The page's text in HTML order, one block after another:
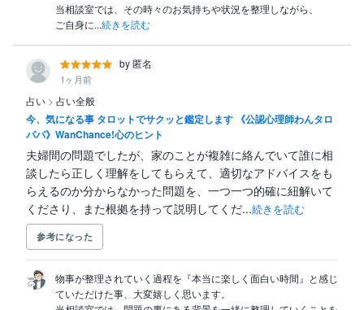
当相談室では、その時々のお気持ちや状況を整理しながら、
ご自身に...続きを読む
by 匿名
1ヶ月前
占い > 占い全般
今、気になる事 タロットでサクッと鑑定します 《公認心理師わんタロ
パパ》WanChance!心のヒント
夫婦間の問題でしたが、家のことが複雑に絡んでいて誰に相
談したら正しく理解をしてもらえて、適切なアドバイスをも
らえるのか分からなかった問題を、一つ一つ的確に紐解いて
くださり、また根拠を持って説明してくだ...続きを読む
参考になった
物事が整理されていく過程を『本当に楽しく面白い時間』と感じ
ていただけた事、大変嬉しく思います。